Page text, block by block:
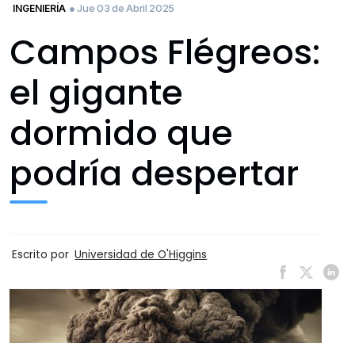
INGENIERÍA ● Jue 03 de Abril 2025
Campos Flégreos:
el gigante
dormido que
podría despertar
Escrito por Universidad de O'Higgins